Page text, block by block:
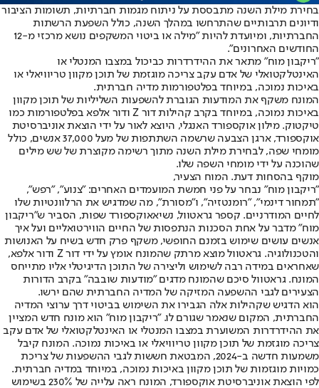
בחירת מילת השנה מתבססת על ניתוח מגמות חברתיות, תשומות הציבור
ודיונים תרבותיים שהתרחשו במהלך השנה, כולל השפעת הרשתות
החברתיות, ומיועדת להיות "מילה או ביטוי המשקפים נושא מרכזי מ-12
החודשים האחרונים".
"ריקבון מוח" מתאר את ההידרדרות כביכול במצבו המנטלי או
האינטלקטואלי של אדם עקב צריכה מוגזמת של תוכן מקוון טריוויאלי או
באיכות נמוכה, במיוחד בפלטפורמות מדיה חברתית.
המונח משקף את המודעות הגוברת להשפעות השליליות של תוכן מקוון
באיכות נמוכה, במיוחד בקרב קהילות דור Z ודור אלפא בפלטפורמות כמו
טיקטוק. מילון אוקספורד האנגלי, היוצא לאור על ידי הוצאת אוניברסיטת
אוקספורד, ארגן הצבעה שרשמה השתתפות של מעל 37,000 אנשים, כולל
מומחי שפה, לבחירת מילת השנה מתוך רשימה מקוצרת של שש מילים
שהוכנה על ידי מומחי השפה שלו.
מוקף בהסחות דעת. המוח הצעיר,
"ריקבון מוח" נבחר על פני חמשת המועמדים האחרים: "צנוע", "רפש",
"תמחור דינמי", "רומנטזיה", ו"מסורת", מה שמדגיש את הרלוונטיות שלו
לחיים המודרניים. קספר גראטוול, נשיאאוקספורד שפות, הסביר ש"ריקבון
מוח" מדבר על אחת הסכנות הנתפסות של החיים הווירטואליים ועל איך
אנשים עושים שימוש בזמנם החופשי, משקף פרק חדש בשיח על האנושות
והטכנולוגיה. גראטוול מוצא מרתק שהמונח אומץ על ידי דור Z ודור אלפא,
שאחראים במידה רבה לשימוש וליצירה של התוכן הדיגיטלי אליו מתייחס
המונח. גראטוול סיכם שהמונח מדגים "מודעות שובבה" בקרב הדורות
הצעירים לגבי ההשפעה המזיקה של המדיה החברתית שהם ירשו.
הוא הדגיש שקהילות אלה הגבירו את השימוש בביטוי דרך ערוצי המדיה
החברתית, המקום שנאמר שגורם לו. "ריקבון מוח" הוא מונח חדש המציין
את ההידרדרות המשוערת במצבו המנטלי או האינטלקטואלי של אדם עקב
צריכה מוגזמת של תוכן מקוון טריוויאלי או באיכות נמוכה. המונח קיבל
משמעות חדשה ב-2024, המבטאת חששות לגבי ההשפעות של צריכת
כמויות מוגזמות של תוכן מקוון באיכות נמוכה, במיוחד במדיה חברתית.
לפי הוצאת אוניברסיטת אוקספורד, המונח ראה עלייה של 230% בשימוש